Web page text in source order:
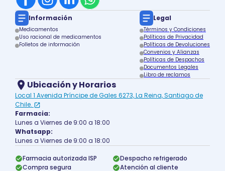
Información
Medicamentos
Uso racional de medicamentos
Folletos de información
Legal
Términos y Condiciones
Políticas de Privacidad
Políticas de Devoluciones
Convenios y Alianzas
Políticas de Despachos
Documentos Legales
Libro de reclamos
Ubicación y Horarios
Local 1 Avenida Príncipe de Gales 6273, La Reina, Santiago de
Chile.
Farmacia:
Lunes a Viernes de 9:00 a 18:00
Whatsapp:
Lunes a Viernes de 9:00 a 18:00
Farmacia autorizada ISP
Despacho refrigerado
Compra segura
Atención al cliente